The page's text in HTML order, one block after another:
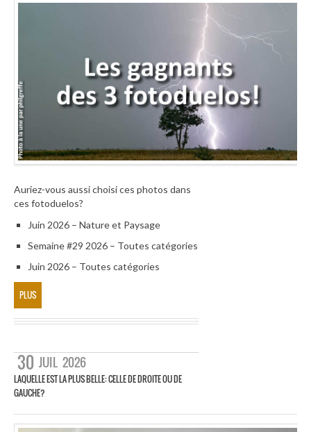
Auriez-vous aussi choisi ces photos dans
ces fotoduelos?
Juin 2026 – Nature et Paysage
Semaine #29 2026 – Toutes catégories
Juin 2026 – Toutes catégories
PLUS
30 JUIL 2026
LAQUELLE EST LA PLUS BELLE: CELLE DE DROITE OU DE
GAUCHE?